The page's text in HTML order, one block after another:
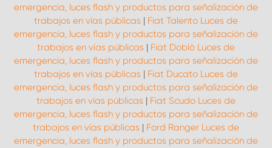
emergencia, luces flash y productos para señalización de
trabajos en vías públicas | Fiat Talento Luces de
emergencia, luces flash y productos para señalización de
trabajos en vías públicas | Fiat Doblò Luces de
emergencia, luces flash y productos para señalización de
trabajos en vías públicas | Fiat Ducato Luces de
emergencia, luces flash y productos para señalización de
trabajos en vías públicas | Fiat Scudo Luces de
emergencia, luces flash y productos para señalización de
trabajos en vías públicas | Ford Ranger Luces de
emergencia, luces flash y productos para señalización de